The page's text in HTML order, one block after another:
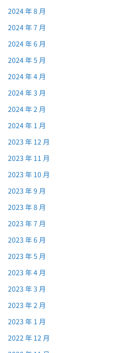
2024 年 8 月
2024 年 7 月
2024 年 6 月
2024 年 5 月
2024 年 4 月
2024 年 3 月
2024 年 2 月
2024 年 1 月
2023 年 12 月
2023 年 11 月
2023 年 10 月
2023 年 9 月
2023 年 8 月
2023 年 7 月
2023 年 6 月
2023 年 5 月
2023 年 4 月
2023 年 3 月
2023 年 2 月
2023 年 1 月
2022 年 12 月